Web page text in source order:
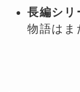
長編シリ
物語はま